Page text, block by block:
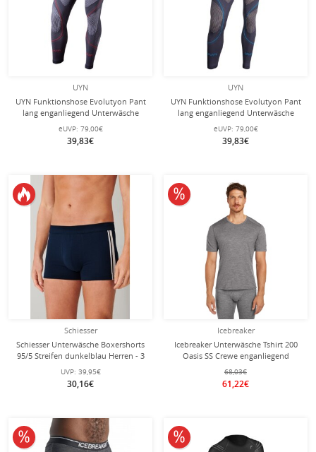
UYN
UYN Funktionshose Evolutyon Pant
lang enganliegend Unterwäsche
charcoal/weiss/rot Herren
eUVP: 79,00€
39,83€
UYN
UYN Funktionshose Evolutyon Pant
lang enganliegend Unterwäsche
charcoal/gold/blau Herren
eUVP: 79,00€
39,83€
Schiesser
Schiesser Unterwäsche Boxershorts
95/5 Streifen dunkelblau Herren - 3
Stück
UVP: 39,95€
30,16€
Icebreaker
Icebreaker Unterwäsche Tshirt 200
Oasis SS Crewe enganliegend
(Merinowolle) grau Herren
68,03€
61,22€
10% reduziert
10% reduziert 10% reduziert